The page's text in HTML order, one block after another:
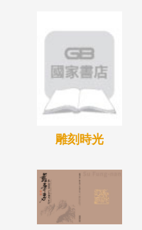
雕刻時光